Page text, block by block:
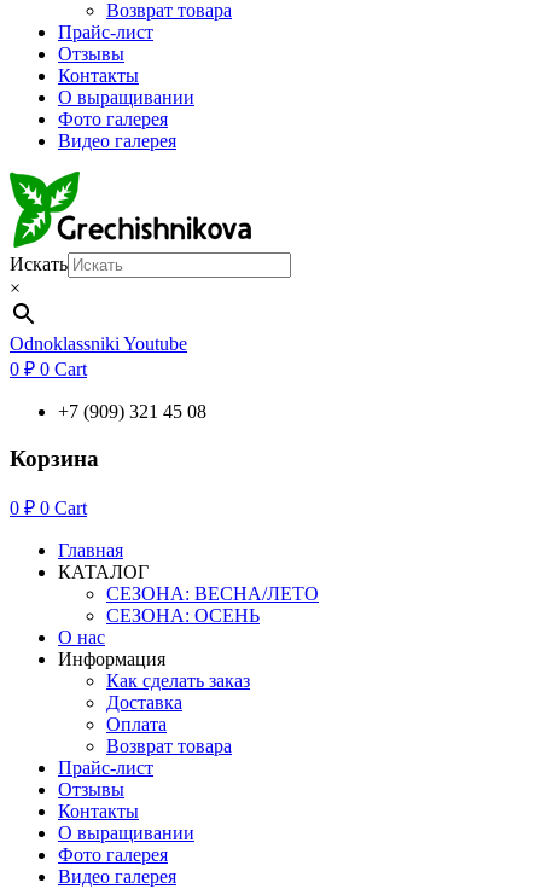
Возврат товара
Прайс-лист
Отзывы
Контакты
О выращивании
Фото галерея
Видео галерея
Искать
×
Odnoklassniki Youtube
0 ₽ 0 Cart
+7 (909) 321 45 08
Корзина
0 ₽ 0 Cart
Главная
КАТАЛОГ
СЕЗОНА: ВЕСНА/ЛЕТО
СЕЗОНА: ОСЕНЬ
О нас
Информация
Как сделать заказ
Доставка
Оплата
Возврат товара
Прайс-лист
Отзывы
Контакты
О выращивании
Фото галерея
Видео галерея